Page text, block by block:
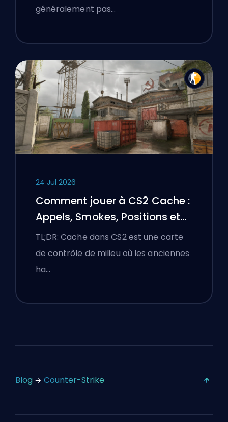
généralement pas…
24 Jul 2026
Comment jouer à CS2 Cache :
Appels, Smokes, Positions et
Conseils Premier
TL;DR: Cache dans CS2 est une carte
de contrôle de milieu où les anciennes
ha…
Blog Counter-Strike